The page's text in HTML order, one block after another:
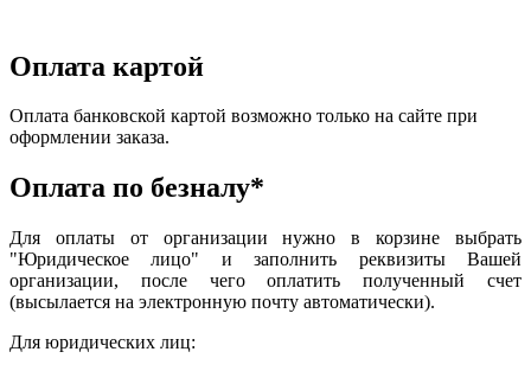
Оплата картой
Оплата банковской картой возможно только на сайте при
оформлении заказа.
Оплата по безналу*
Для оплаты от организации нужно в корзине выбрать
"Юридическое лицо" и заполнить реквизиты Вашей
организации, после чего оплатить полученный счет
(высылается на электронную почту автоматически).
Для юридических лиц: